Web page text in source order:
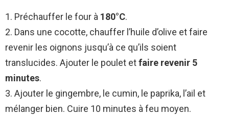
1. Préchauffer le four à 180°C.
2. Dans une cocotte, chauffer l’huile d’olive et faire
revenir les oignons jusqu’à ce qu’ils soient
translucides. Ajouter le poulet etfaire revenir 5
minutes.
3. Ajouter le gingembre, le cumin, le paprika, l’ail et
mélanger bien. Cuire 10 minutes à feu moyen.